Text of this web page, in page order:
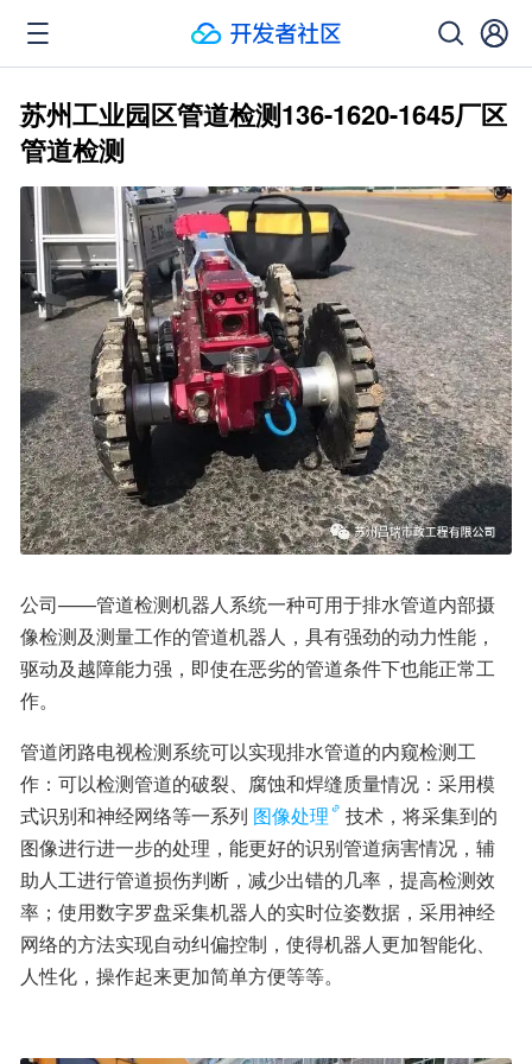
苏州工业园区管道检测136-1620-1645厂区
管道检测
公司——管道检测机器人系统一种可用于排水管道内部摄
像检测及测量工作的管道机器人，具有强劲的动力性能，
驱动及越障能力强，即使在恶劣的管道条件下也能正常工
作。
管道闭路电视检测系统可以实现排水管道的内窥检测工
作：可以检测管道的破裂、腐蚀和焊缝质量情况：采用模
式识别和神经网络等一系列 图像处理
技术，将采集到的
图像进行进一步的处理，能更好的识别管道病害情况，辅
助人工进行管道损伤判断，减少出错的几率，提高检测效
率；使用数字罗盘采集机器人的实时位姿数据，采用神经
网络的方法实现自动纠偏控制，使得机器人更加智能化、
人性化，操作起来更加简单方便等等。